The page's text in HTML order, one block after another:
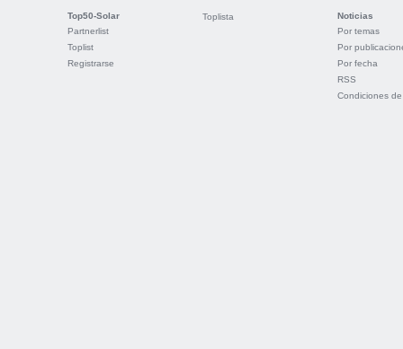
Top50-Solar
Partnerlist
Toplist
Registrarse
Toplista
Noticias
Por temas
Por
Por fecha
RSS
Condiciones